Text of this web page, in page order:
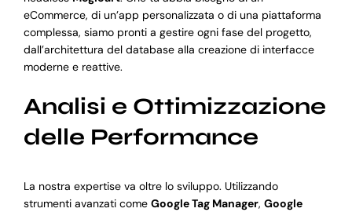
eCommerce, di un’app personalizzata o di una piattaforma
complessa, siamo pronti a gestire ogni fase del progetto,
dall’architettura del database alla creazione di interfacce
moderne e reattive.
Analisi e Ottimizzazione
delle Performance
La nostra expertise va oltre lo sviluppo. Utilizzando
strumenti avanzati come Google Tag Manager, Google